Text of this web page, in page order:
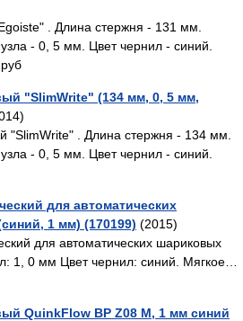
. Длина стержня - 131 мм.
- 0, 5 мм. Цвет чернил - синий.
"SlimWrite" (134 мм, 0, 5 мм,
"SlimWrite" . Длина стержня - 134 мм.
- 0, 5 мм. Цвет чернил - синий.
для автоматических
1 мм) (170199) (2015)
для автоматических шариковых
1, 0 мм Цвет чернил: синий. Мягкое…
QuinkFlow BP Z08 M, 1 мм синий